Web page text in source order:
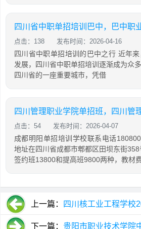
点击：138 发布时间：2026-04-16
四川省中职单招培训的巴中之行 近年
发展，四川省中职单招培训逐渐成为众
四川省的一座重要城市，凭借
点击：54 发布时间：2026-04-07
成都明阳单招培训学校联系电话
地址在四川省成都市郫都区田坝东街
签约班13800和提高班9800两种，教材
上一篇： 四川核工业工程学校
下一篇： 贵阳市职业技术学院